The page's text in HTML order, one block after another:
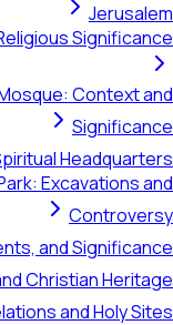
Jerusalem
Significance
Context and
Significance
Headquarters
Excavations and
Controversy
and Significance
Christian Heritage
and Holy Sites